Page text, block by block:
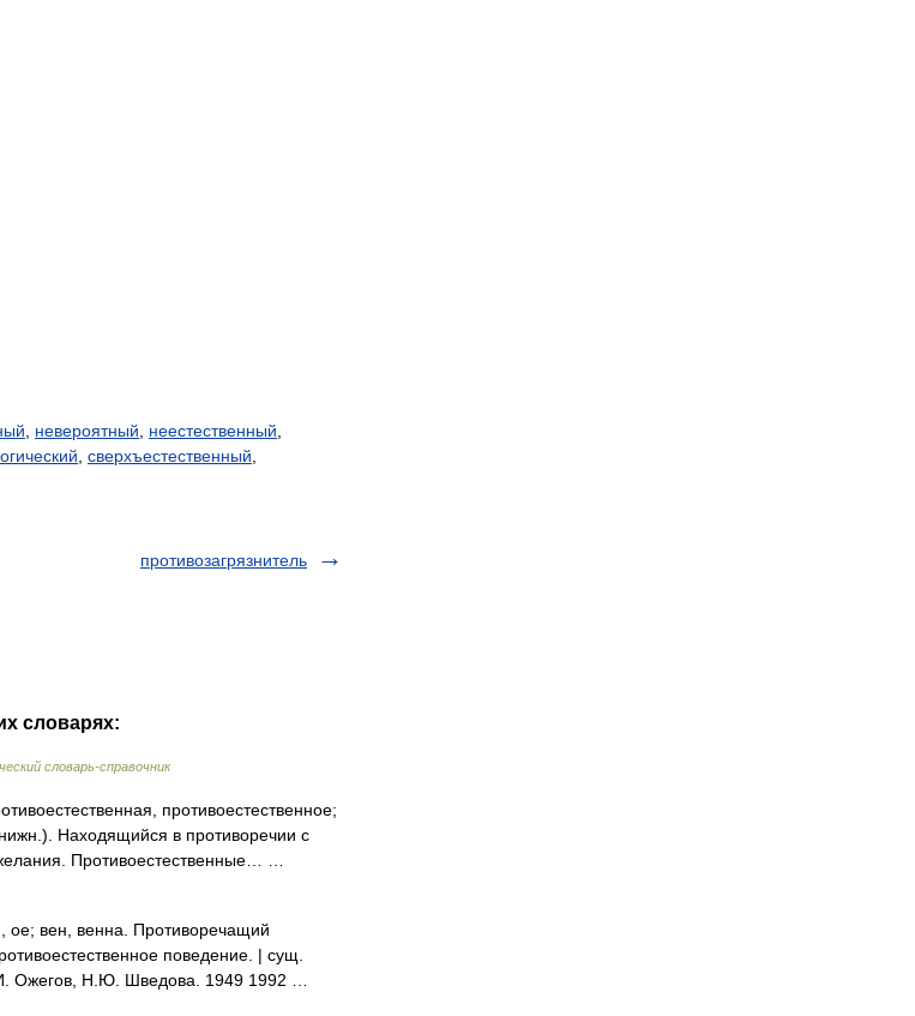
невероятный неестественный
сверхъестественный
противозагрязнитель
словарях:
словарь-справочник
противоестественное;
Находящийся в противоречии с
Противоестественные… …
вен, венна. Противоречащий
поведение. | сущ.
Ожегов, Н.Ю. Шведова. 1949 1992 …